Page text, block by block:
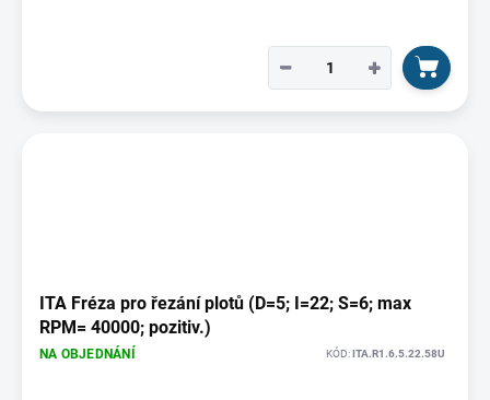
+
−
ITA Fréza pro řezání plotů (D=5; I=22; S=6; max
RPM= 40000; pozitiv.)
NA OBJEDNÁNÍ KÓD: ITA.R1.6.5.22.58U